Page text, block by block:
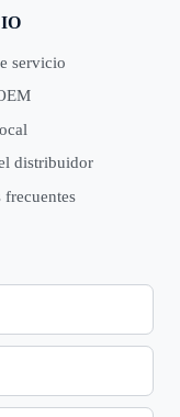
servicio
distribuidor
frecuentes